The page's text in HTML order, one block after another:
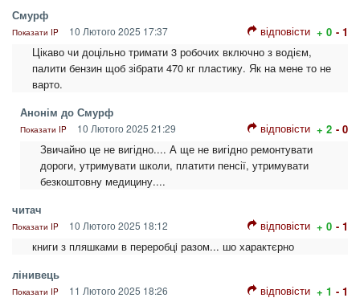
Смурф
Показати IP 10 Лютого 2025 17:37 відповісти + 0 - 1
Цікаво чи доцільно тримати 3 робочих включно з водієм,
палити бензин щоб зібрати 470 кг пластику. Як на мене то не
варто.
Анонім до Смурф
Показати IP 10 Лютого 2025 21:29 відповісти + 2 - 0
Звичайно це не вигідно.... А ще не вигідно ремонтувати
дороги, утримувати школи, платити пенсії, утримувати
безкоштовну медицину....
читач
Показати IP 10 Лютого 2025 18:12 відповісти + 0 - 1
книги з пляшками в переробцi разом... шо характєрно
лінивець
Показати IP 11 Лютого 2025 18:26 відповісти + 1 - 1